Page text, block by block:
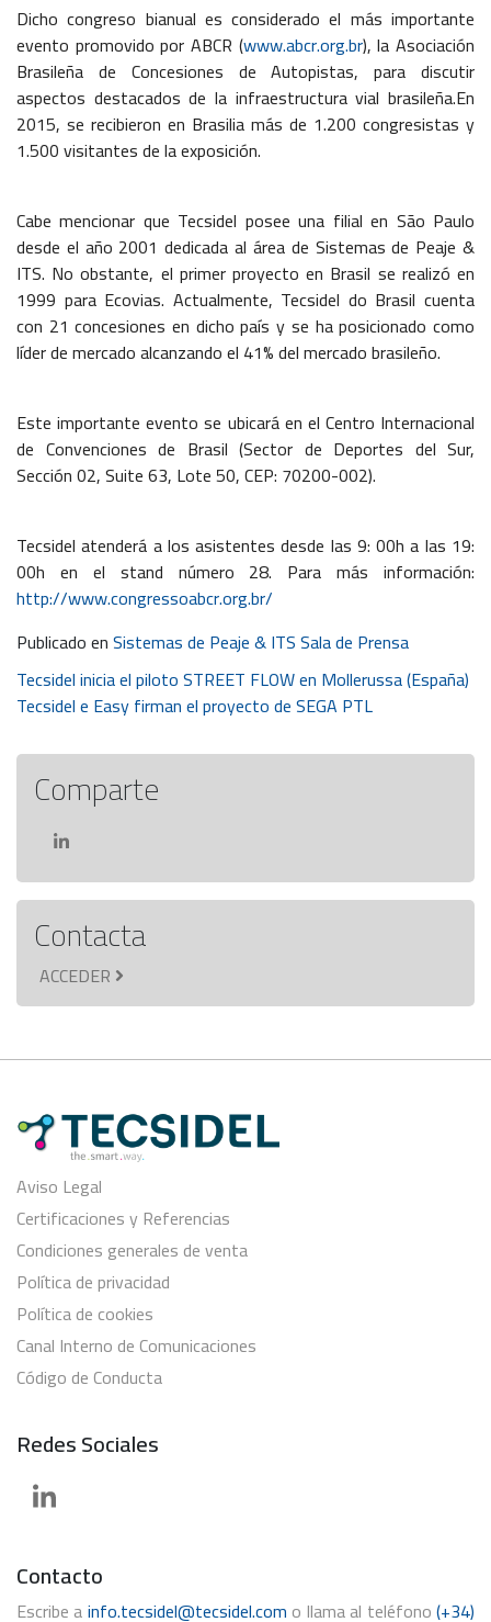
Dicho congreso bianual es considerado el más importante
evento promovido por ABCR (www.abcr.org.br), la Asociación
Brasileña de Concesiones de Autopistas, para discutir
aspectos destacados de la infraestructura vial brasileña.En
2015, se recibieron en Brasilia más de 1.200 congresistas y
1.500 visitantes de la exposición.
Cabe mencionar que Tecsidel posee una filial en São Paulo
desde el año 2001 dedicada al área de Sistemas de Peaje &
ITS. No obstante, el primer proyecto en Brasil se realizó en
1999 para Ecovias. Actualmente, Tecsidel do Brasil cuenta
con 21 concesiones en dicho país y se ha posicionado como
líder de mercado alcanzando el 41% del mercado brasileño.
Este importante evento se ubicará en el Centro Internacional
de Convenciones de Brasil (Sector de Deportes del Sur,
Sección 02, Suite 63, Lote 50, CEP: 70200-002).
Tecsidel atenderá a los asistentes desde las 9: 00h a las 19:
00h en el stand número 28. Para más información:
http://www.congressoabcr.org.br/
Publicado enSistemas de Peaje & ITS Sala de Prensa
Navegación
de
entradas
Tecsidel inicia el piloto STREET FLOW en Mollerussa (España)
Tecsidel e Easy firman el proyecto de SEGA PTL
Comparte
Contacta
ACCEDER
Aviso Legal
Certificaciones y Referencias
Condiciones generales de venta
Política de privacidad
Política de cookies
Canal Interno de Comunicaciones
Código de Conducta
Redes Sociales
Contacto
Escribe ainfo.tecsidel@tecsidel.com o llama al teléfono(+34)